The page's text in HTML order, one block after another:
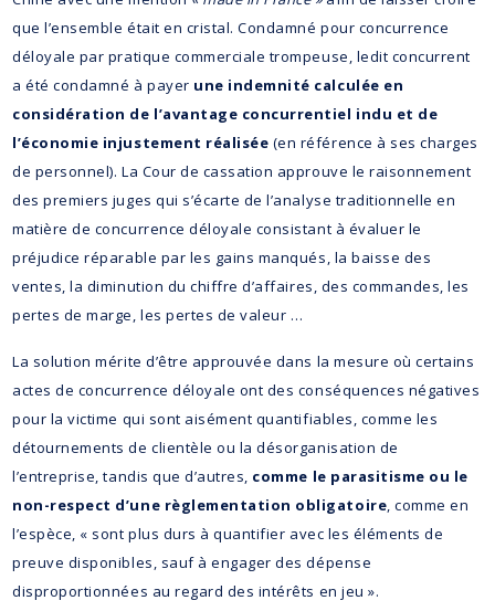
que l’ensemble était en cristal. Condamné pour concurrence
déloyale par pratique commerciale trompeuse, ledit concurrent
a été condamné à payer une indemnité calculée en
considération de l’avantage concurrentiel indu et de
l’économie injustement réalisée (en référence à ses charges
de personnel). La Cour de cassation approuve le raisonnement
des premiers juges qui s’écarte de l’analyse traditionnelle en
matière de concurrence déloyale consistant à évaluer le
préjudice réparable par les gains manqués, la baisse des
ventes, la diminution du chiffre d’affaires, des commandes, les
pertes de marge, les pertes de valeur …
La solution mérite d’être approuvée dans la mesure où certains
actes de concurrence déloyale ont des conséquences négatives
pour la victime qui sont aisément quantifiables, comme les
détournements de clientèle ou la désorganisation de
l’entreprise, tandis que d’autres, comme le parasitisme ou le
non-respect d’une règlementation obligatoire , comme en
l’espèce, « sont plus durs à quantifier avec les éléments de
preuve disponibles, sauf à engager des dépense
disproportionnées au regard des intérêts en jeu ».